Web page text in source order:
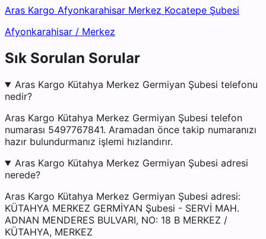
Aras Kargo Afyonkarahisar Merkez Kocatepe Şubesi
Afyonkarahisar / Merkez
Sık Sorulan Sorular
Aras Kargo Kütahya Merkez Germiyan Şubesi telefonu
nedir?
Aras Kargo Kütahya Merkez Germiyan Şubesi telefon
numarası 5497767841. Aramadan önce takip numaranızı
hazır bulundurmanız işlemi hızlandırır.
Aras Kargo Kütahya Merkez Germiyan Şubesi adresi
nerede?
Aras Kargo Kütahya Merkez Germiyan Şubesi adresi:
KÜTAHYA MERKEZ GERMİYAN Şubesi - SERVİ MAH.
ADNAN MENDERES BULVARI, NO: 18 B MERKEZ /
KÜTAHYA, MERKEZ